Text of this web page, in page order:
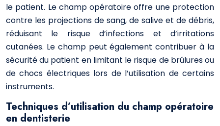
le patient. Le champ opératoire offre une protection
contre les projections de sang, de salive et de débris,
réduisant le risque d’infections et d’irritations
cutanées. Le champ peut également contribuer à la
sécurité du patient en limitant le risque de brûlures ou
de chocs électriques lors de l’utilisation de certains
instruments.
Techniques d’utilisation du champ opératoire
en dentisterie